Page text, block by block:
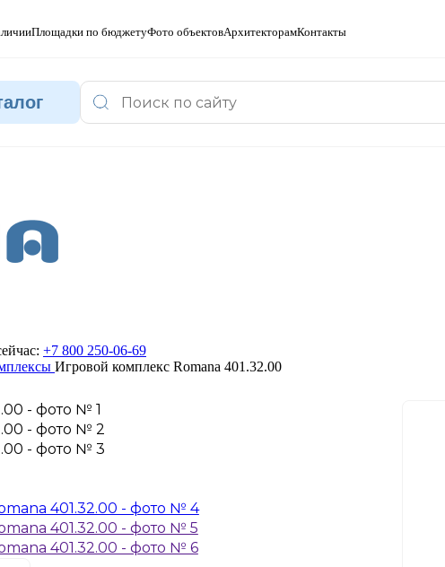
Площадки по бюджетуФото объектовАрхитекторамКонтакты
+7 800 250-06-69
Игровой комплекс Romana 401.32.00